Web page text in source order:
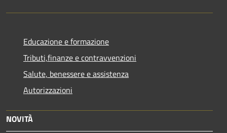
Educazione e formazione
Tributi,finanze e contravvenzioni
Salute, benessere e assistenza
Autorizzazioni
NOVITÀ